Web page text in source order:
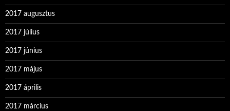
2017 augusztus
2017 július
2017 június
2017 május
2017 április
2017 március